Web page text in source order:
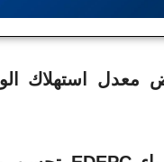
استهلاك